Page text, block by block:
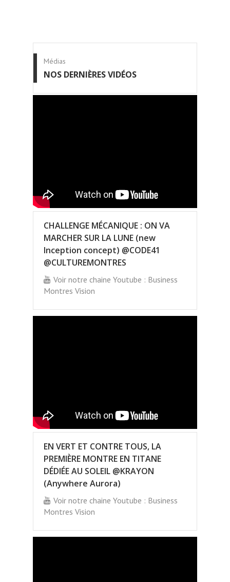
Médias
NOS DERNIÈRES VIDÉOS
CHALLENGE MÉCANIQUE : ON VA
MARCHER SUR LA LUNE (new
Inception concept) @CODE41
@CULTUREMONTRES
Voir notre chaine Youtube : Business
Montres Vision
EN VERT ET CONTRE TOUS, LA
PREMIÈRE MONTRE EN TITANE
DÉDIÉE AU SOLEIL @KRAYON
(Anywhere Aurora)
Voir notre chaine Youtube : Business
Montres Vision